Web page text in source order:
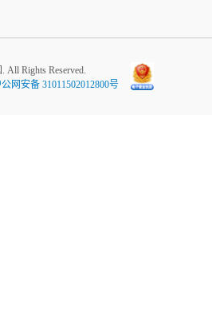
All Rights Reserved.
网安备 31011502012800号